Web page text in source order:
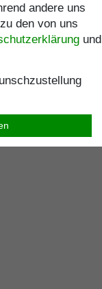
andere uns
den von uns
und